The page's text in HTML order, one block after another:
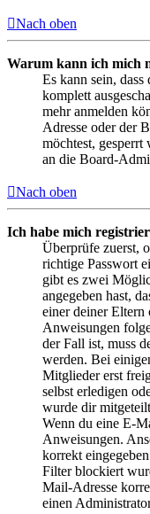
Nach oben
Warum kann ich mich
Es kann sein,
komplett
mehr anmelden
Adresse oder der
möchtest,
an die Board-
Nach oben
Ich habe mich
Überprüfe zuerst,
richtige Passwort
gibt es zwei
angegeben hast,
einer deiner Eltern
Anweisungen
der Fall ist, muss
werden. Bei
Mitglieder erst
selbst erledigen
wurde dir
Wenn du eine E-
Anweisungen.
korrekt
Filter blockiert
Mail-Adresse
einen